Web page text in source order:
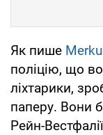
Як пише
поліцію, що
ліхтарики,
паперу. Вони
Рейн-